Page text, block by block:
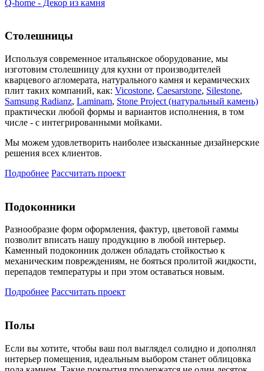
Q-home - Декор из камня
Столешницы
Используя современное итальянское оборудование, мы
изготовим столешницу для кухни от производителей
кварцевого агломерата, натурального камня и керамических
плит таких компаний, как: Vicostone, Caesarstone, Silestone,
Samsung Radianz, Laminam, Stone Project (натуральный камень)
практически любой формы и вариантов исполнения, в том
числе - с интегрированными мойками.
Мы можем удовлетворить наиболее изысканные дизайнерские
решения всех клиентов.
Подробнее Рассчитать проект
Подоконники
Разнообразие форм оформления, фактур, цветовой гаммы
позволит вписать нашу продукцию в любой интерьер.
Каменный подоконник должен обладать стойкостью к
механическим повреждениям, не бояться пролитой жидкости,
перепадов температуры и при этом оставаться новым.
Подробнее Рассчитать проект
Полы
Если вы хотите, чтобы ваш пол выглядел солидно и дополнял
интерьер помещения, идеальным выбором станет облицовка